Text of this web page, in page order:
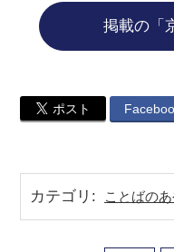
掲載の「
ポスト
カテゴリ : ことばの